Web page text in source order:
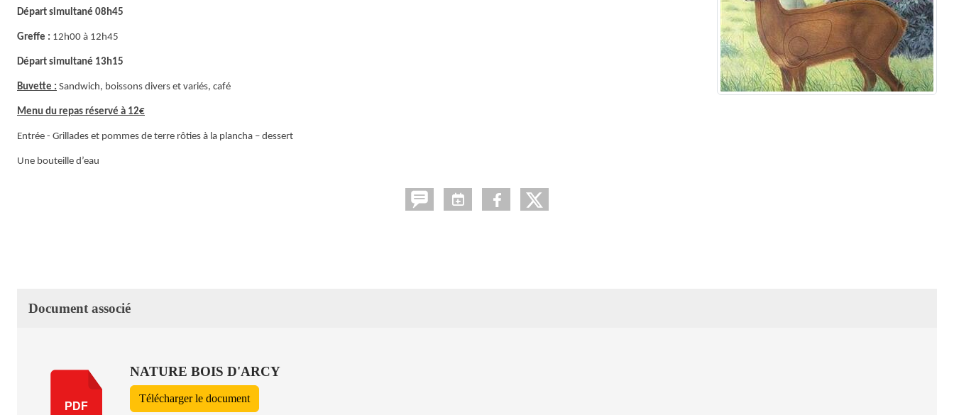
Départ simultané 08h45
Greffe : 12h00 à 12h45
Départ simultané 13h15
Buvette : Sandwich, boissons divers et variés, café
Menu du repas réservé à 12€
Entrée - Grillades et pommes de terre rôties à la plancha – dessert
Une bouteille d’eau
Document associé
PDF
NATURE BOIS D'ARCY
Télécharger le document